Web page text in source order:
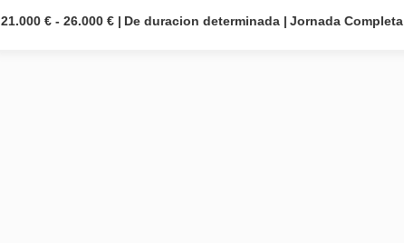
21.000 € - 26.000 €
De duracion determinada Jornada Completa